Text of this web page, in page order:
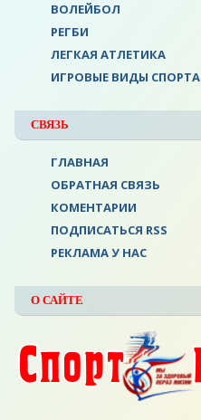
ВОЛЕЙБОЛ
РЕГБИ
ЛЕГКАЯ АТЛЕТИКА
ИГРОВЫЕ ВИДЫ СПОРТА
СВЯЗЬ
ГЛАВНАЯ
ОБРАТНАЯ СВЯЗЬ
КОМЕНТАРИИ
ПОДПИСАТЬСЯ RSS
РЕКЛАМА У НАС
О САЙТЕ